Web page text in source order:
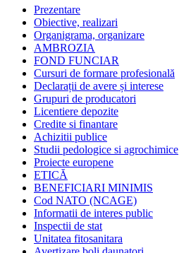
Prezentare
Obiective, realizari
Organigrama, organizare
AMBROZIA
FOND FUNCIAR
Cursuri de formare profesională
Declarații de avere și interese
Grupuri de producatori
Licentiere depozite
Credite si finantare
Achizitii publice
Studii pedologice si agrochimice
Proiecte europene
ETICĂ
BENEFICIARI MINIMIS
Cod NATO (NCAGE)
Informatii de interes public
Inspectii de stat
Unitatea fitosanitara